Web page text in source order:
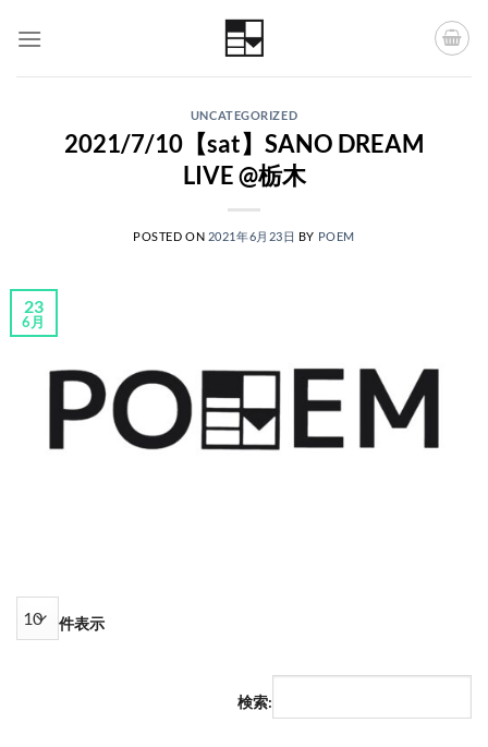
UNCATEGORIZED
2021/7/10【sat】SANO DREAM
LIVE @栃木
POSTED ON 2021年6月23日 BY POEM
23
6月
件表示
検索: